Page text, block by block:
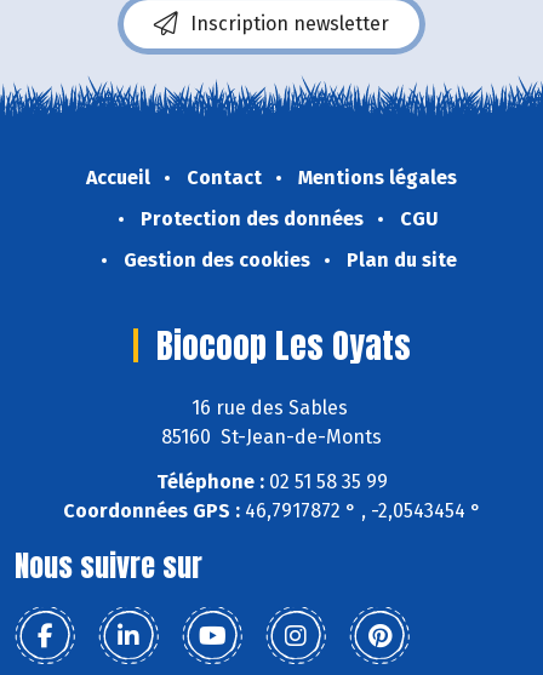
Inscription newsletter
Accueil Contact
Mentions légales
Protection des données
CGU
Gestion des cookies
Plan du site
Biocoop Les Oyats
16 rue des Sables
85160 St-Jean-de-Monts
Téléphone :02 51 58 35 99
Coordonnées GPS :46,7917872 ° , -2,0543454 °
Nous suivre sur